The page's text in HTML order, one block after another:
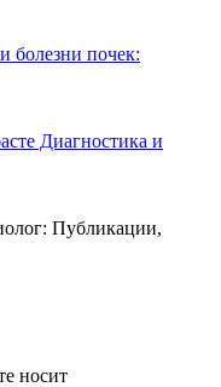
болезни почек:
Диагностика и
Публикации,
носит